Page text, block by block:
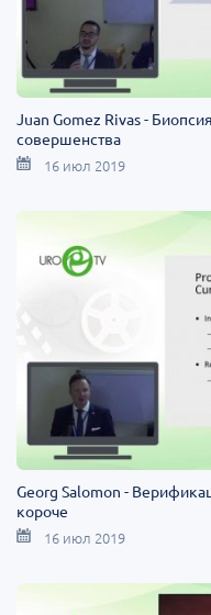
Juan Gomez Rivas -
совершенства
16 июл 2019
Georg Salomon -
короче
16 июл 2019